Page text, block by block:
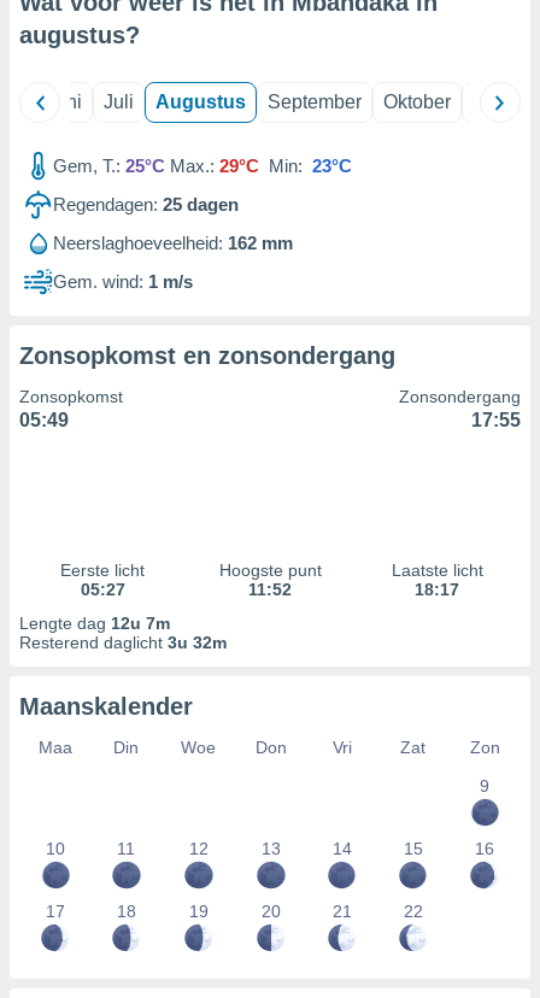
augustus?
Juni Juli Augustus September Oktober
Gem, T.: 25°C Max.: 29°C Min: 23°C
Regendagen: 25 dagen
Neerslaghoeveelheid: 162 mm
Gem. wind: 1 m/s
Zonsopkomst en zonsondergang
Zonsopkomst
05:49
Zonsondergang
17:55
Eerste licht
05:27
Hoogste punt
11:52
Laatste licht
18:17
Lengte dag 12u 7m
Resterend daglicht 3u 32m
Maanskalender
Maa Din Woe Don Vri Zat
Zon
9
10 11 12 13 14 15 16
17 18 19 20 21 22